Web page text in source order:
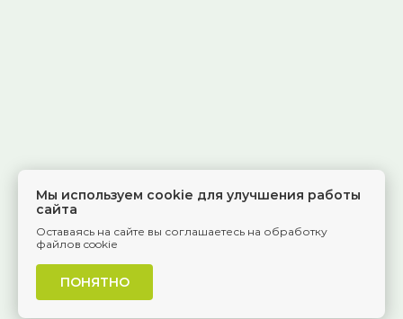
Мы используем cookie для улучшения работы
сайта
Оставаясь на сайте вы соглашаетесь на обработку
файлов cookie
ПОНЯТНО